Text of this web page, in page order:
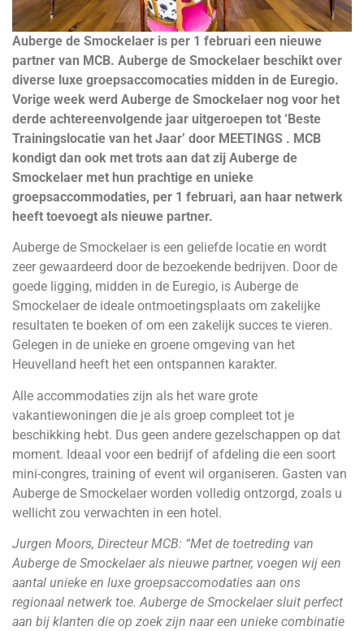
Auberge de Smockelaer is per 1 februari een nieuwe
partner van MCB. Auberge de Smockelaer beschikt over
diverse luxe groepsaccomocaties midden in de Euregio.
Vorige week werd Auberge de Smockelaer nog voor het
derde achtereenvolgende jaar uitgeroepen tot ‘Beste
Trainingslocatie van het Jaar’ door MEETINGS . MCB
kondigt dan ook met trots aan dat zij Auberge de
Smockelaer met hun prachtige en unieke
groepsaccommodaties, per 1 februari, aan haar netwerk
heeft toevoegt als nieuwe partner.
Auberge de Smockelaer is een geliefde locatie en wordt
zeer gewaardeerd door de bezoekende bedrijven. Door de
goede ligging, midden in de Euregio, is Auberge de
Smockelaer de ideale ontmoetingsplaats om zakelijke
resultaten te boeken of om een zakelijk succes te vieren.
Gelegen in de unieke en groene omgeving van het
Heuvelland heeft het een ontspannen karakter.
Alle accommodaties zijn als het ware grote
vakantiewoningen die je als groep compleet tot je
beschikking hebt. Dus geen andere gezelschappen op dat
moment. Ideaal voor een bedrijf of afdeling die een soort
mini-congres, training of event wil organiseren. Gasten van
Auberge de Smockelaer worden volledig ontzorgd, zoals u
wellicht zou verwachten in een hotel.
Jurgen Moors, Directeur MCB: “Met de toetreding van
Auberge de Smockelaer als nieuwe partner, voegen wij een
aantal unieke en luxe groepsaccomodaties aan ons
regionaal netwerk toe. Auberge de Smockelaer sluit perfect
aan bij klanten die op zoek zijn naar een unieke combinatie